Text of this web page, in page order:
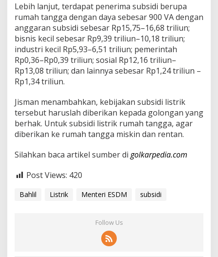
Lebih lanjut, terdapat penerima subsidi berupa
rumah tangga dengan daya sebesar 900 VA dengan
anggaran subsidi sebesar Rp15,75–16,68 triliun;
bisnis kecil sebesar Rp9,39 triliun–10,18 triliun;
industri kecil Rp5,93–6,51 triliun; pemerintah
Rp0,36–Rp0,39 triliun; sosial Rp12,16 triliun–
Rp13,08 triliun; dan lainnya sebesar Rp1,24 triliun –
Rp1,34 triliun.
Jisman menambahkan, kebijakan subsidi listrik
tersebut haruslah diberikan kepada golongan yang
berhak. Untuk subsidi listrik rumah tangga, agar
diberikan ke rumah tangga miskin dan rentan.
Silahkan baca artikel sumber di golkarpedia.com
Post Views: 420
Bahlil Listrik Menteri ESDM subsidi
Follow Us